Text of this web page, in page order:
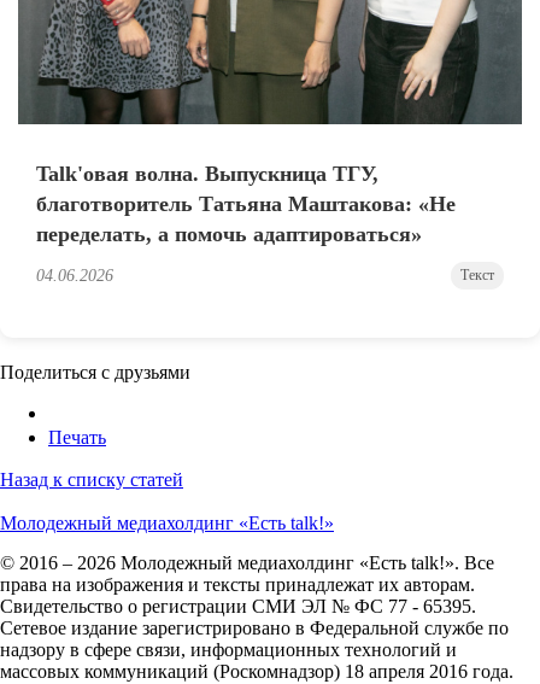
Talk'овая волна. Выпускница ТГУ,
благотворитель Татьяна Маштакова: «Не
переделать, а помочь адаптироваться»
04.06.2026 Текст
Поделиться с друзьями
Печать
Назад к списку статей
Молодежный медиахолдинг «Есть talk!»
© 2016 – 2026 Молодежный медиахолдинг «Есть talk!». Все
права на изображения и тексты принадлежат их авторам.
Свидетельство о регистрации СМИ ЭЛ № ФС 77 - 65395.
Сетевое издание зарегистрировано в Федеральной службе по
надзору в сфере связи, информационных технологий и
массовых коммуникаций (Роскомнадзор) 18 апреля 2016 года.